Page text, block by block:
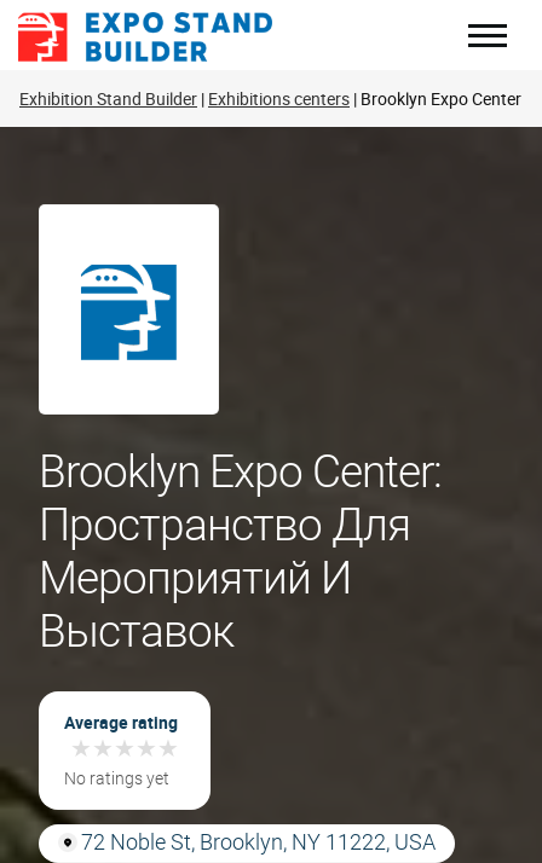
Перейти
Exhibition Stand Builder Exhibitions centers Brooklyn Expo Center
Brooklyn Expo Center:
Пространство Для
Мероприятий И
Выставок
Average rating
★★★★★
★★★★★
No ratings yet
72 Noble St, Brooklyn, NY 11222, USA